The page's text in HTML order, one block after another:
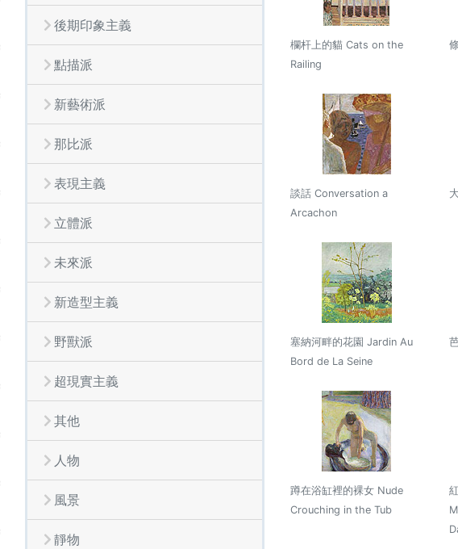
後期印象主義
點描派
新藝術派
那比派
表現主義
立體派
未來派
新造型主義
野獸派
超現實主義
其他
人物
風景
靜物
欄杆上的貓 Cats on the
Railing
談話 Conversation a
Arcachon
塞納河畔的花園 Jardin Au
Bord de La Seine
蹲在浴缸裡的裸女 Nude
Crouching in the Tub